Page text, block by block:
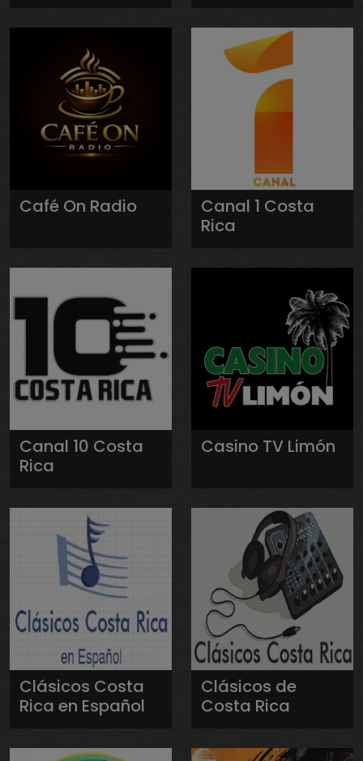
Café On Radio
Canal 1 Costa
Rica
Canal 10 Costa
Rica
Casino TV Limón
Clásicos Costa
Rica en Español
Clásicos de
Costa Rica